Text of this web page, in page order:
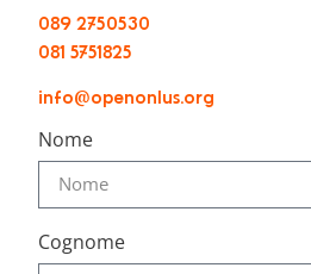
089 2750530
081 5751825
info@openonlus.org
Nome
Cognome